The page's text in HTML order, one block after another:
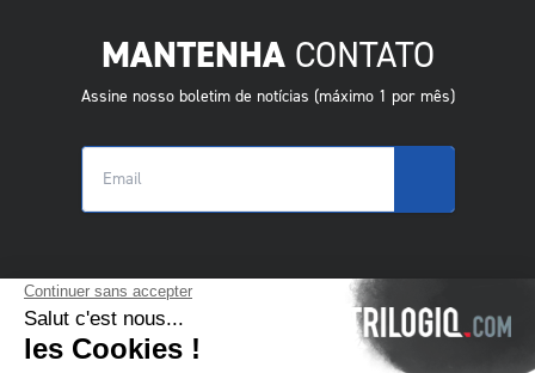
MANTENHACONTATO
Assine nosso boletim de notícias (máximo 1 por mês)